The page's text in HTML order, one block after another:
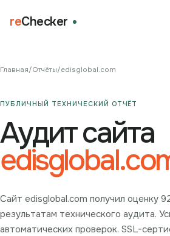
reChecker
Главная/Отчёты/edisglobal.com
ПУБЛИЧНЫЙ ТЕХНИЧЕСКИЙ ОТЧЁТ
Аудит сайта
Сайт edisglobal.com получил оценку
результатам технического аудита.
автоматических проверок. SSL-